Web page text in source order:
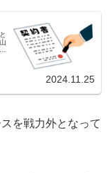
2024.11.25
を戦力外となって